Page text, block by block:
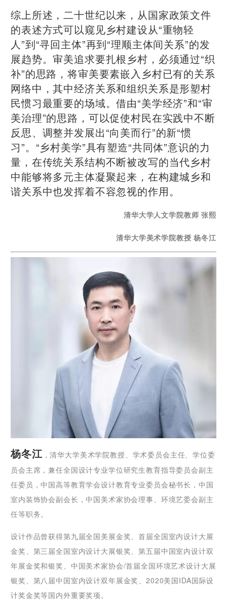
综上所述，二十世纪以来，从国家政策文件
的表述方式可以窥见乡村建设从“重物轻
人”到“寻回主体”再到“理顺主体间关系”的发
展趋势。审美追求要扎根乡村，必须通过“织
补”的思路，将审美要素嵌入乡村已有的关系
网络中，其中经济关系和组织关系是形塑村
民惯习最重要的场域。借由“美学经济”和“审
美治理”的思路，可以促使村民在实践中不断
反思、调整并发展出“向美而行”的新“惯
习”。“乡村美学”具有塑造“共同体”意识的力
量，在传统关系结构不断被改写的当代乡村
中能够将多元主体凝聚起来，在构建城乡和
谐关系中也发挥着不容忽视的作用。
清华大学人文学院教师 张熙
清华大学美术学院教授 杨冬江
杨冬江 ，清华大学美术学院教授、学术委员会主任、学位委
员会主席，兼任全国设计专业学位研究生教育指导委员会副主
任委员，中国高等教育学会设计教育专业委员会秘书长，中国
室内装饰协会副会长，中国美术家协会理事、环境艺委会副主
任等职务。
设计作品曾获得第九届全国美展金奖、首届全国室内设计大展
金奖、第三届全国室内设计大展银奖、第五届中国室内设计双
年展金奖和银奖、中国美术家协会/首届全国环境艺术设计大展
银奖、第八届中国室内设计双年展金奖、2020美国IDA国际设
计奖金奖等国内外重要奖项。